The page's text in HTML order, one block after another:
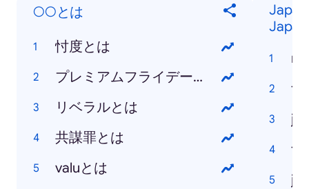
○○とは
忖度とは
プレミアムフライデーとは
リベラルとは
共謀罪とは
valuとは